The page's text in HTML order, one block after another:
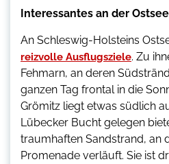
Interessantes an der Ostsee
An Schleswig-Holsteins
reizvolle Ausflugsziele. Zu
Fehmarn, an deren
ganzen Tag frontal in die
Grömitz liegt etwas südlich
Lübecker Bucht gelegen
traumhaften Sandstrand, an
Promenade verläuft. Sie ist